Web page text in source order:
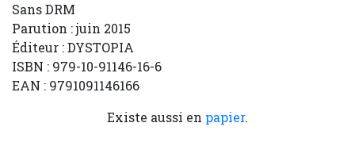
Sans DRM
Parution : juin 2015
Éditeur : DYSTOPIA
ISBN : 979-10-91146-16-6
EAN : 9791091146166
Existe aussi en papier.